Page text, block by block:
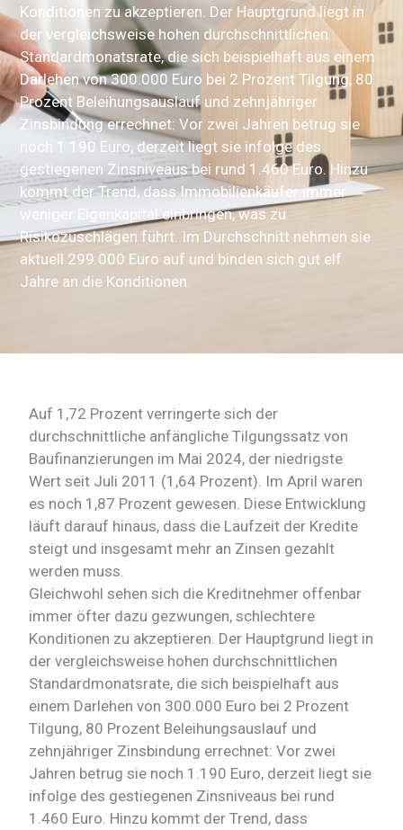
Konditionen zu akzeptieren. Der Hauptgrund liegt in
der vergleichsweise hohen durchschnittlichen
Standardmonatsrate, die sich beispielhaft aus einem
Darlehen von 300.000 Euro bei 2 Prozent Tilgung, 80
Prozent Beleihungsauslauf und zehnjähriger
Zinsbindung errechnet: Vor zwei Jahren betrug sie
noch 1.190 Euro, derzeit liegt sie infolge des
gestiegenen Zinsniveaus bei rund 1.460 Euro. Hinzu
kommt der Trend, dass Immobilienkäufer immer
weniger Eigenkapital einbringen, was zu
Risikozuschlägen führt. Im Durchschnitt nehmen sie
aktuell 299.000 Euro auf und binden sich gut elf
Jahre an die Konditionen.
Auf 1,72 Prozent verringerte sich der
durchschnittliche anfängliche Tilgungssatz von
Baufinanzierungen im Mai 2024, der niedrigste
Wert seit Juli 2011 (1,64 Prozent). Im April waren
es noch 1,87 Prozent gewesen. Diese Entwicklung
läuft darauf hinaus, dass die Laufzeit der Kredite
steigt und insgesamt mehr an Zinsen gezahlt
werden muss.
Gleichwohl sehen sich die Kreditnehmer offenbar
immer öfter dazu gezwungen, schlechtere
Konditionen zu akzeptieren. Der Hauptgrund liegt in
der vergleichsweise hohen durchschnittlichen
Standardmonatsrate, die sich beispielhaft aus
einem Darlehen von 300.000 Euro bei 2 Prozent
Tilgung, 80 Prozent Beleihungsauslauf und
zehnjähriger Zinsbindung errechnet: Vor zwei
Jahren betrug sie noch 1.190 Euro, derzeit liegt sie
infolge des gestiegenen Zinsniveaus bei rund
1.460 Euro. Hinzu kommt der Trend, dass